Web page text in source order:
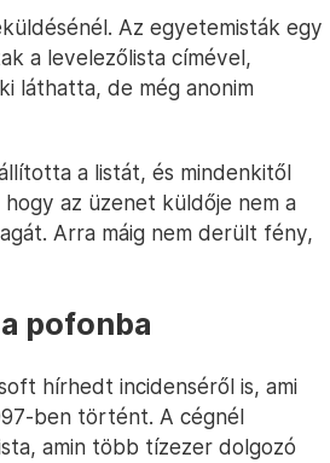
Az egyetemisták egy
a levelezőlista címével,
láthatta, de még anonim
a listát, és mindenkitől
az üzenet küldője nem a
Arra máig nem derült fény,
pofonba
hírhedt incidenséről is, ami
ben történt. A cégnél
amin több tízezer dolgozó